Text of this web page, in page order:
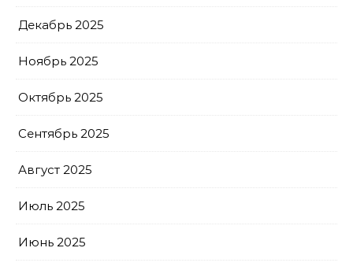
Декабрь 2025
Ноябрь 2025
Октябрь 2025
Сентябрь 2025
Август 2025
Июль 2025
Июнь 2025